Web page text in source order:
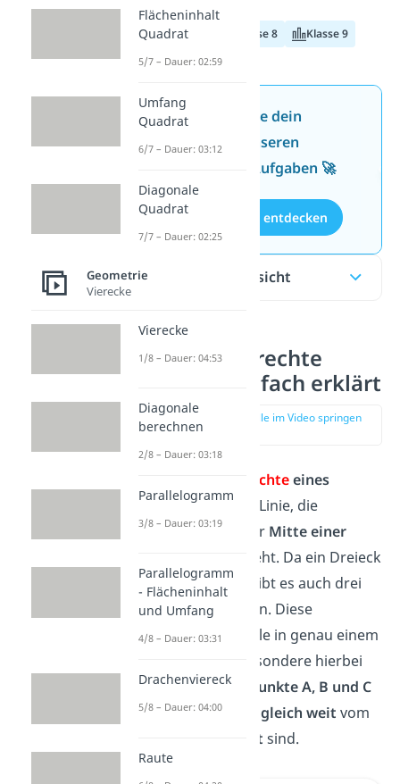
Klasse 7 Klasse 8 Klasse 9
Jetzt neu: Teste dein
Wissen mit unseren
kostenlosen Aufgaben 🚀
Aufgaben entdecken
Inhaltsübersicht
Mittelsenkrechte
Dreieck einfach erklärt
zur Stelle im Video springen
Mittelsenkrechteeines
Dreiecksist eine Linie, die
senkrechtauf der Mitte einer
steht. Da ein Dreieck
drei Seiten hat, gibt es auch drei
Mittelsenkrechten. Diese
schneiden sich alle in genau einem
. Das besondere hierbei
ist, dass dieEckpunkte A, B und C
des Dreiecks alle gleich weit vom
entfernt sind.
Flächeninhalt
Quadrat
5/7 – Dauer: 02:59
Umfang
Quadrat
6/7 – Dauer: 03:12
Diagonale
Quadrat
7/7 – Dauer: 02:25
Geometrie
Vierecke
Vierecke
1/8 – Dauer: 04:53
Diagonale
berechnen
2/8 – Dauer: 03:18
Parallelogramm
3/8 – Dauer: 03:19
Parallelogramm
- Flächeninhalt
und Umfang
4/8 – Dauer: 03:31
Drachenviereck
5/8 – Dauer: 04:00
Raute